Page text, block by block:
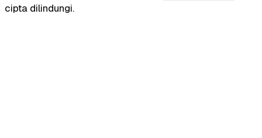
cipta dilindungi.